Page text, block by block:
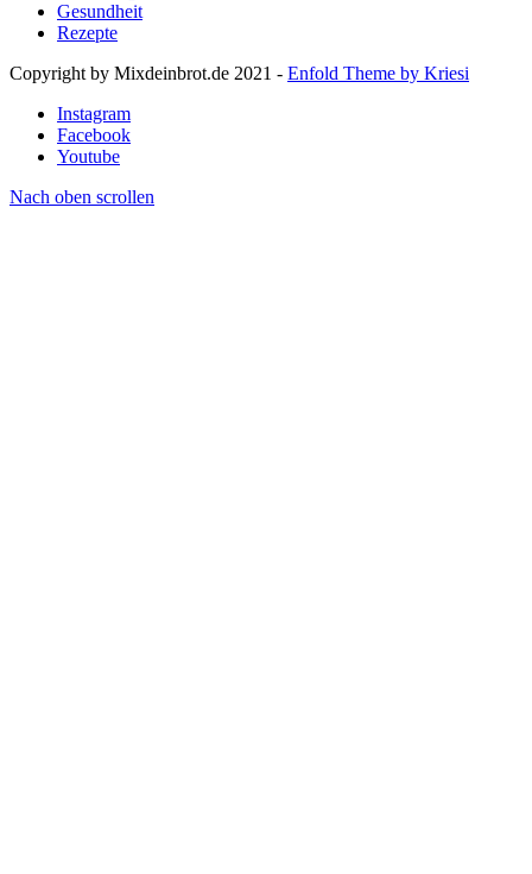
Gesundheit
Rezepte
Copyright by Mixdeinbrot.de 2021 - Enfold Theme by Kriesi
Instagram
Facebook
Youtube
Nach oben scrollen